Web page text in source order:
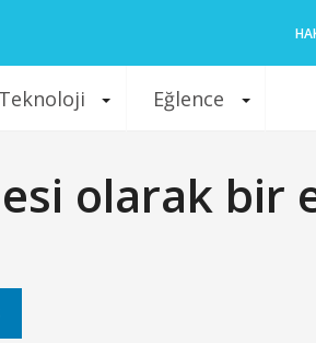
Teknoloji Eğlence
olarak bir